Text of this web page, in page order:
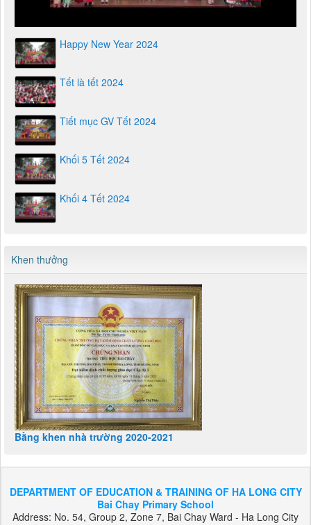
Happy New Year 2024
Tết là tết 2024
Tiết mục GV Tết 2024
Khối 5 Tết 2024
Khối 4 Tết 2024
Khen thưởng
Bằng khen nhà trường 2020-2021
DEPARTMENT OF EDUCATION & TRAINING OF HA LONG CITY
Bai Chay Primary School
Address: No. 54, Group 2, Zone 7, Bai Chay Ward - Ha Long City